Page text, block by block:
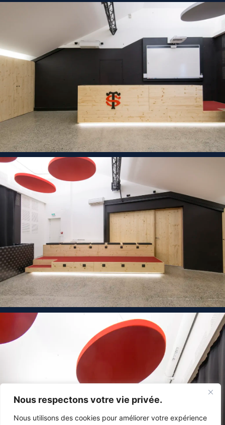
Nous respectons votre vie privée.
Nous utilisons des cookies pour améliorer votre expérience